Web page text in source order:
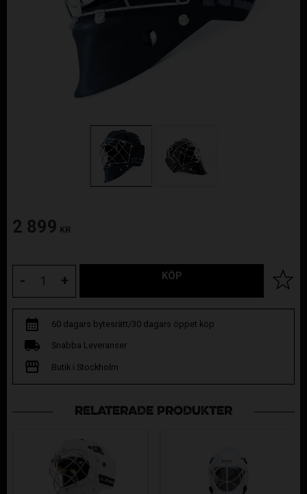
2 899 KR
+
- KÖP Lägg
60 dagars bytesrätt/30 dagars öppet köp
Snabba Leveranser
Butik i Stockholm
RELATERADE PRODUKTER